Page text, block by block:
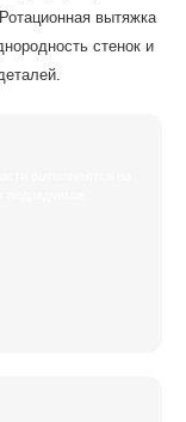
вытяжка
стенок и